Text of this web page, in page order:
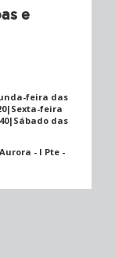
e
feira das
feira
das
- I Pte -